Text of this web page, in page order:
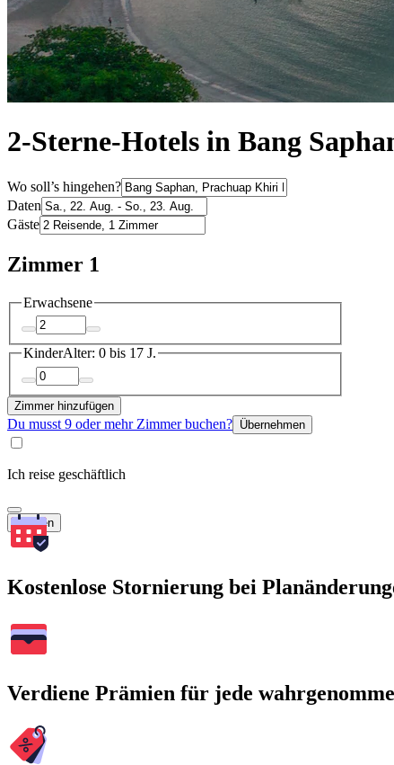
2-Sterne-Hotels in Bang
Wo soll’s hingehen?
Daten
Gäste
Zimmer 1
Erwachsene
KinderAlter: 0 bis 17 J.
Zimmer hinzufügen
Du musst 9 oder mehr Zimmer buchen? Übernehmen
Ich reise geschäftlich
Suchen
Kostenlose Stornierung bei
Verdiene Prämien für jede